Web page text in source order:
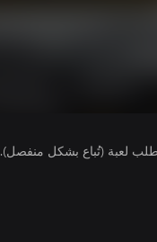
لعبة (تُباع بشكل منفصل).